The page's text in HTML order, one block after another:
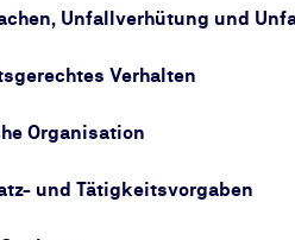
Unfallverhütung und
Verhalten
Organisation
und Tätigkeitsvorgaben